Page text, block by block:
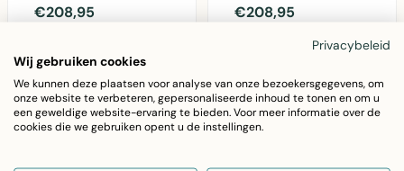
boodschappentrolley
€208,95
boodschappentrolley
aluminium frame,
€208,95
Privacybeleid
Wij gebruiken cookies
We kunnen deze plaatsen voor analyse van onze bezoekersgegevens, om
onze website te verbeteren, gepersonaliseerde inhoud te tonen en om u
een geweldige website-ervaring te bieden. Voor meer informatie over de
cookies die we gebruiken opent u de instellingen.